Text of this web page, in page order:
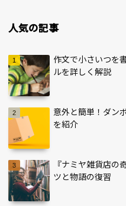
人気の記事
作文で小さいつを
ルを詳しく解説
意外と簡単！ダン
を紹介
『ナミヤ雑貨店の
ツと物語の復習